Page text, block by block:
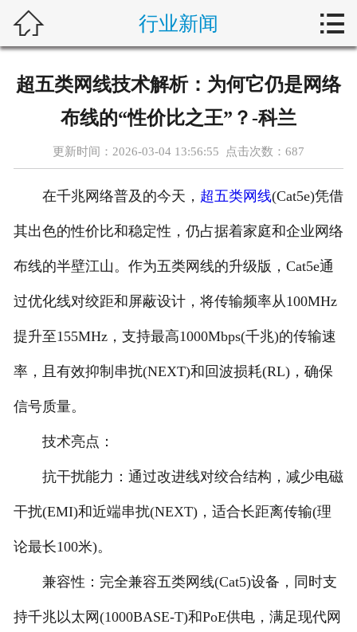
关于科兰
产品中心
项目案例
服务中心
新闻资讯
在线留言
 行业新闻 
超五类网线技术解析：为何它仍是网络
布线的“性价比之王”？-科兰
更新时间：2026-03-04 13:56:55 点击次数： 687
在千兆网络普及的今天， 超五类网线(Cat5e)凭借
其出色的性价比和稳定性，仍占据着家庭和企业网络
布线的半壁江山。作为五类网线的升级版，Cat5e通
过优化线对绞距和屏蔽设计，将传输频率从100MHz
提升至155MHz，支持最高1000Mbps(千兆)的传输速
率，且有效抑制串扰(NEXT)和回波损耗(RL)，确保
信号质量。
技术亮点：
抗干扰能力：通过改进线对绞合结构，减少电磁
干扰(EMI)和近端串扰(NEXT)，适合长距离传输(理
论最长100米)。
兼容性：完全兼容五类网线(Cat5)设备，同时支
持千兆以太网(1000BASE-T)和PoE供电，满足现代网